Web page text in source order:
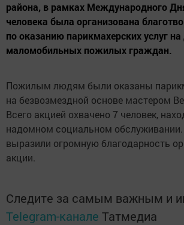
района, в рамках Международного
человека была организована
по оказанию парикмахерских услуг
маломобильных пожилых граждан.
Пожилым людям были оказаны
на безвозмездной основе мастером
Всего акцией охвачено 7 человек,
надомном социальном
выразили огромную благодарность
акции.
Следите за самым важным и
Telegram-канале Татмедиа